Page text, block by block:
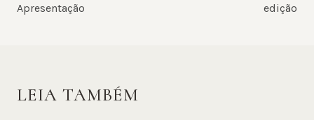
Apresentação
edição
LEIA TAMBÉM